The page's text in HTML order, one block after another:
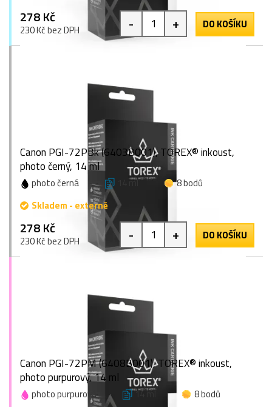
278 Kč
230 Kč bez DPH - + DO KOŠÍKU
Canon PGI-72PBk (6403B001), TOREX® inkoust,
photo černý, 14 ml
photo černá 14 ml
8 bodů
Skladem - externě
278 Kč
230 Kč bez DPH - + DO KOŠÍKU
Canon PGI-72PM (6408B001), TOREX® inkoust,
photo purpurový, 14 ml
photo purpurová 14 ml
8 bodů